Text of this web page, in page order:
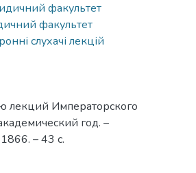
факультет
факультет
слухачі лекцій
лекций Императорского
год. –
– 43 с.